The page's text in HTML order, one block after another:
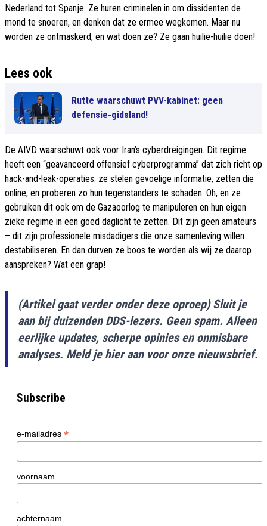
Nederland tot Spanje. Ze huren criminelen in om dissidenten de
mond te snoeren, en denken dat ze ermee wegkomen. Maar nu
worden ze ontmaskerd, en wat doen ze? Ze gaan huilie-huilie doen!
Lees ook
Rutte waarschuwt PVV-kabinet: geen
defensie-gidsland!
De AIVD waarschuwt ook voor Iran’s cyberdreigingen. Dit regime
heeft een “geavanceerd offensief cyberprogramma” dat zich richt op
hack-and-leak-operaties: ze stelen gevoelige informatie, zetten die
online, en proberen zo hun tegenstanders te schaden. Oh, en ze
gebruiken dit ook om de Gazaoorlog te manipuleren en hun eigen
zieke regime in een goed daglicht te zetten. Dit zijn geen amateurs
– dit zijn professionele misdadigers die onze samenleving willen
destabiliseren. En dan durven ze boos te worden als wij ze daarop
aanspreken? Wat een grap!
(Artikel gaat verder onder deze oproep) Sluit je
aan bij duizenden DDS-lezers. Geen spam. Alleen
eerlijke updates, scherpe opinies en onmisbare
analyses. Meld je hier aan voor onze nieuwsbrief.
Subscribe
e-mailadres *
voornaam
achternaam